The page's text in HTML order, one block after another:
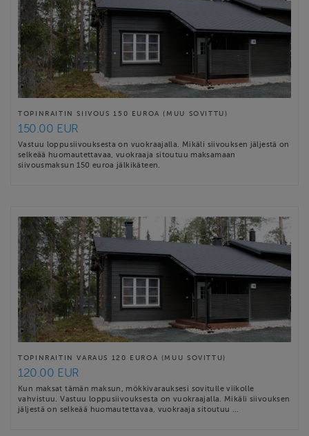
TOPINRAITIN SIIVOUS 150 EUROA (MUU SOVITTU)
150.00 EUR
Vastuu loppusiivouksesta on vuokraajalla. Mikäli siivouksen jäljestä on
selkeää huomautettavaa, vuokraaja sitoutuu maksamaan
siivousmaksun 150 euroa jälkikäteen.
TOPINRAITIN VARAUS 120 EUROA (MUU SOVITTU)
120.00 EUR
Kun maksat tämän maksun, mökkivarauksesi sovitulle viikolle
vahvistuu. Vastuu loppusiivouksesta on vuokraajalla. Mikäli siivouksen
jäljestä on selkeää huomautettavaa, vuokraaja sitoutuu …